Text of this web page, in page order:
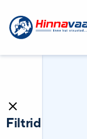
Filtrid